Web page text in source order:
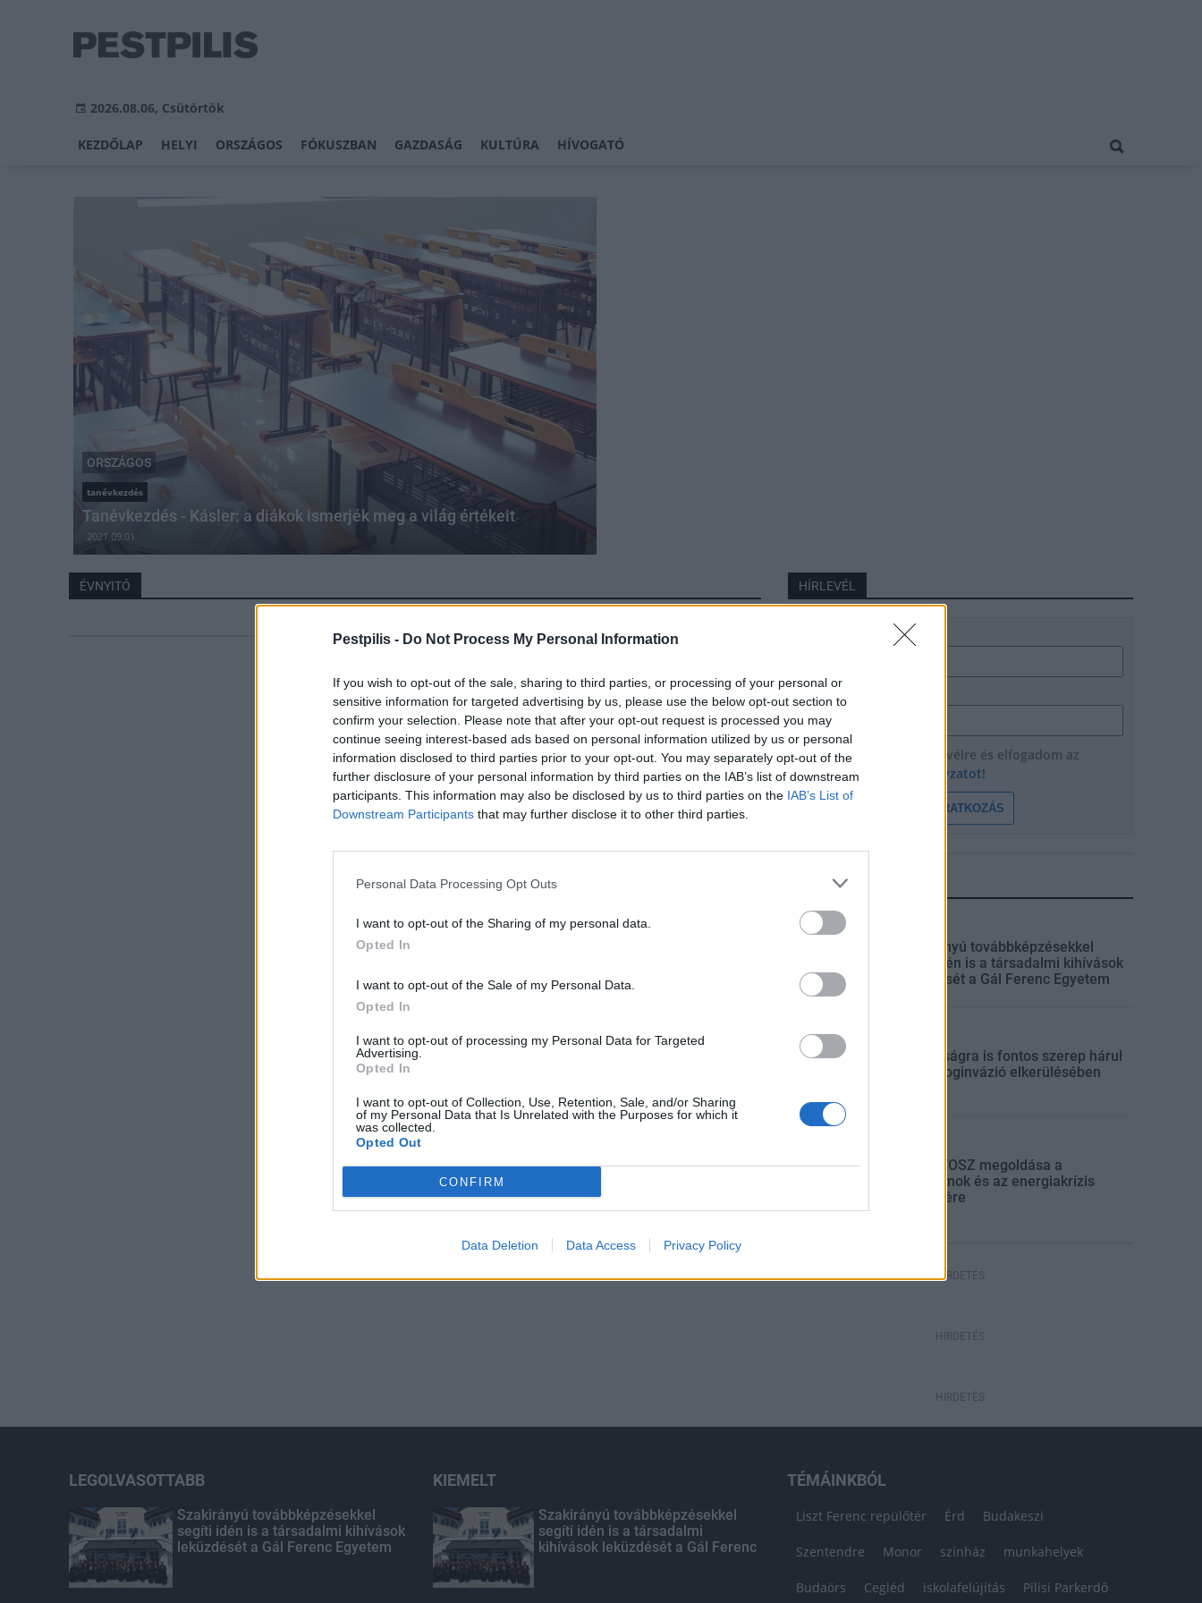
Pestpilis - Do Not Process My Personal Information
If you wish to opt-out of the sale, sharing to third parties, or processing of your personal or
sensitive information for targeted advertising by us, please use the below opt-out section to
confirm your selection. Please note that after your opt-out request is processed you may
continue seeing interest-based ads based on personal information utilized by us or personal
information disclosed to third parties prior to your opt-out. You may separately opt-out of the
further disclosure of your personal information by third parties on the IAB’s list of downstream
participants. This information may also be disclosed by us to third parties on the IAB’s List of
Downstream Participants that may further disclose it to other third parties.
Personal Data Processing Opt Outs
I want to opt-out of the Sharing of my personal data.
Opted In
I want to opt-out of the Sale of my Personal Data.
Opted In
I want to opt-out of processing my Personal Data for Targeted
Advertising.
Opted In
I want to opt-out of Collection, Use, Retention, Sale, and/or Sharing
of my Personal Data that Is Unrelated with the Purposes for which it
was collected.
Opted Out
CONFIRM
Data Deletion Data Access Privacy Policy
2026.08.06, Csütörtök
KEZDŐLAP HELYI ORSZÁGOS FÓKUSZBAN GAZDASÁG KULTÚRA HÍVOGATÓ
ORSZÁGOS
tanévkezdés
Tanévkezdés - Kásler: a diákok ismerjék meg a világ értékeit
2021.09.01
ÉVNYITÓ HÍRLEVÉL
E-mail cím
Feliratkozom a hírlevélre és elfogadom az
adatvédelmi szabályzatot!
FELIRATKOZÁS
LEGFRISSEBB
Szakirányú továbbképzésekkel
segíti idén is a társadalmi kihívások
leküzdését a Gál Ferenc Egyetem
A lakosságra is fontos szerep hárul
a szúnyoginvázió elkerülésében
Itt az ÉVOSZ megoldása a
hőhullámok és az energiakrízis
kezelésére
HIRDETÉS
HIRDETÉS
HIRDETÉS
LEGOLVASOTTABB
Szakirányú továbbképzésekkel
segíti idén is a társadalmi kihívások
leküzdését a Gál Ferenc Egyetem
KIEMELT
Szakirányú továbbképzésekkel
segíti idén is a társadalmi
kihívások leküzdését a Gál Ferenc
TÉMÁINKBÓL
Liszt Ferenc repülőtér Érd Budakeszi
Szentendre Monor színház munkahelyek
Budaörs Cegléd iskolafelújítás Pilisi Parkerdő